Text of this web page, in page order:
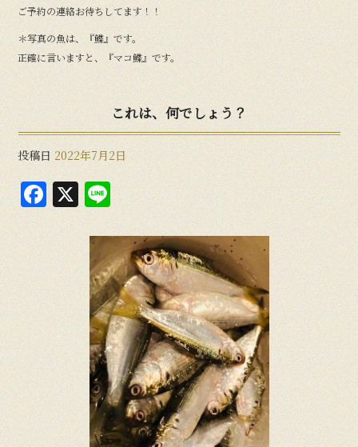
ご予約の連絡お待ちしてます！！
＊写真の魚は、『鰈』です。
正確に言いますと、『マコ鰈』です。
これは、何でしょう？
投稿日 2022年7月2日
F
a
X
e